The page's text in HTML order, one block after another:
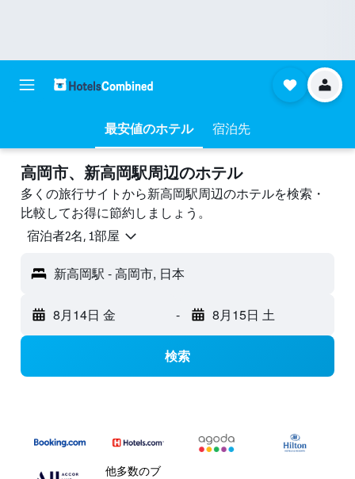
最安値のホテル 宿泊先
高岡市​、新高岡駅周辺のホテル
多くの旅行サイトから新高岡駅周辺のホテルを検索・
比較してお得に節約しましょう。
宿泊者2名, 1​部屋
新高岡駅 - 高岡市, 日本
8月14日 金 - 8月15日 土
検索
他多数のブ